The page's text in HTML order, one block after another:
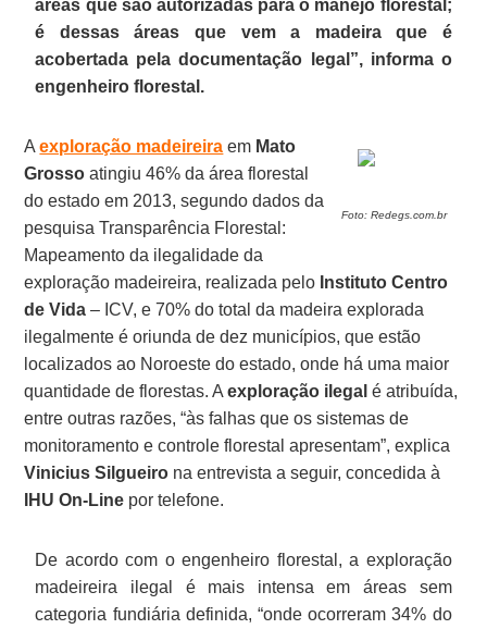
áreas que são autorizadas para o manejo florestal;
é dessas áreas que vem a madeira que é
acobertada pela documentação legal”, informa o
engenheiro florestal.
Foto: Redegs.com.br
Aexploração madeireira em Mato
Grosso atingiu 46% da área florestal
do estado em 2013, segundo dados da
pesquisa Transparência Florestal:
Mapeamento da ilegalidade da
exploração madeireira, realizada pelo Instituto Centro
de Vida – ICV, e 70% do total da madeira explorada
ilegalmente é oriunda de dez municípios, que estão
localizados ao Noroeste do estado, onde há uma maior
quantidade de florestas. Aexploração ilegal é atribuída,
entre outras razões, “às falhas que os sistemas de
monitoramento e controle florestal apresentam”, explica
Vinicius Silgueiro na entrevista a seguir, concedida à
IHU On-Line por telefone.
De acordo com o engenheiro florestal, a exploração
madeireira ilegal é mais intensa em áreas sem
categoria fundiária definida, “onde ocorreram 34% do